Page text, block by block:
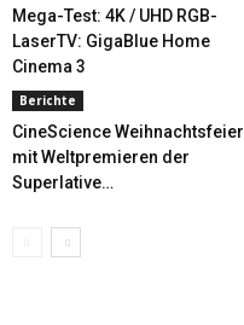
Mega-Test: 4K / UHD RGB-
LaserTV: GigaBlue Home
Cinema 3
Berichte
CineScience Weihnachtsfeier
mit Weltpremieren der
Superlative…